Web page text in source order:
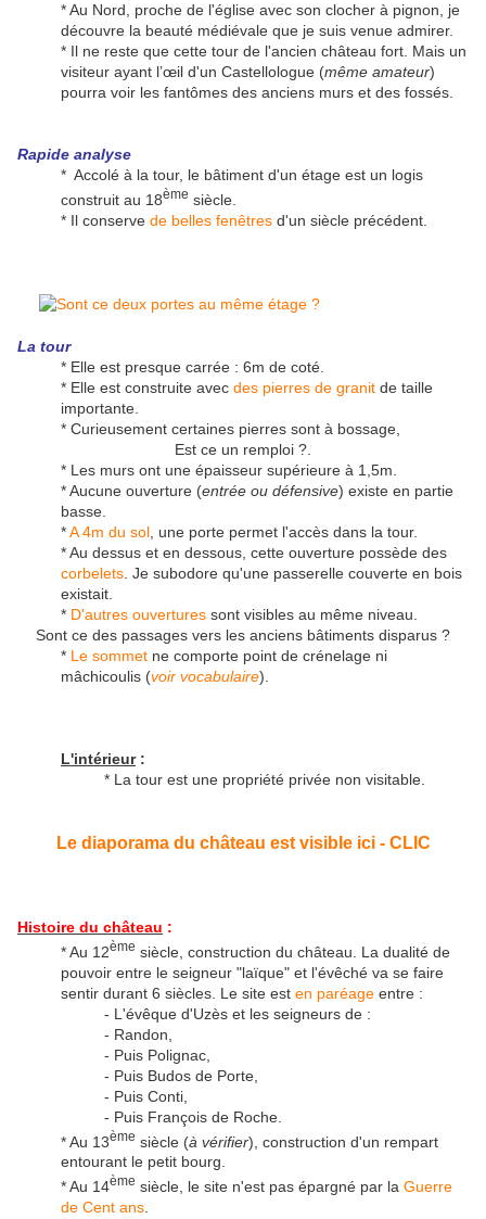
* Au Nord, proche de l'église avec son clocher à pignon, je
découvre la beauté médiévale que je suis venue admirer.
* Il ne reste que cette tour de l'ancien château fort. Mais un
visiteur ayant l’œil d'un Castellologue (même amateur)
pourra voir les fantômes des anciens murs et des fossés.
Rapide analyse
* Accolé à la tour, le bâtiment d'un étage est un logis
construit au 18ème siècle.
* Il conserve de belles fenêtres d'un siècle précédent.
La tour
* Elle est presque carrée : 6m de coté.
* Elle est construite avec des pierres de granit de taille
importante.
* Curieusement certaines pierres sont à bossage,
Est ce un remploi ?.
* Les murs ont une épaisseur supérieure à 1,5m.
* Aucune ouverture (entrée ou défensive) existe en partie
basse.
*A 4m du sol , une porte permet l'accès dans la tour.
* Au dessus et en dessous, cette ouverture possède des
corbelets . Je subodore qu'une passerelle couverte en bois
existait.
* D'autres ouvertures sont visibles au même niveau.
Sont ce des passages vers les anciens bâtiments disparus ?
* Le sommet ne comporte point de crénelage ni
mâchicoulis (voir vocabulaire).
L'intérieur:
* La tour est une propriété privée non visitable.
Le diaporama du château est visible ici - CLIC
Histoire du château :
* Au 12ème siècle, construction du château. La dualité de
pouvoir entre le seigneur "laïque" et l'évêché va se faire
sentir durant 6 siècles. Le site est en paréage entre :
- L'évêque d'Uzès et les seigneurs de :
- Randon,
- Puis Polignac,
- Puis Budos de Porte,
- Puis Conti,
- Puis François de Roche.
* Au 13ème siècle (à vérifier), construction d'un rempart
entourant le petit bourg.
* Au 14ème siècle, le site n'est pas épargné par la Guerre
de Cent ans